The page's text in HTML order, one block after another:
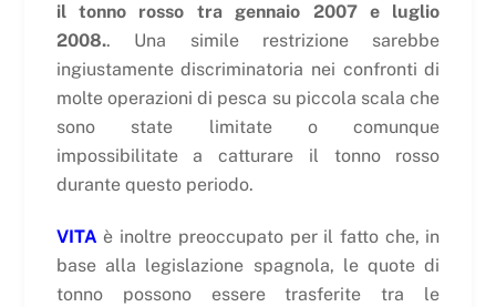
il tonno rosso tra gennaio 2007 e luglio
2008.. Una simile restrizione sarebbe
ingiustamente discriminatoria nei confronti di
molte operazioni di pesca su piccola scala che
sono state limitate o comunque
impossibilitate a catturare il tonno rosso
durante questo periodo.
VITA è inoltre preoccupato per il fatto che, in
base alla legislazione spagnola, le quote di
tonno possono essere trasferite tra le